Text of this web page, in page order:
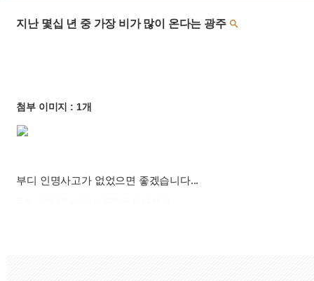
지난 몇십 년 중 가장 비가 많이 온다는 광주 
첨부 이미지 : 1개
부디 인명사고가 없었으면 좋겠습니다...